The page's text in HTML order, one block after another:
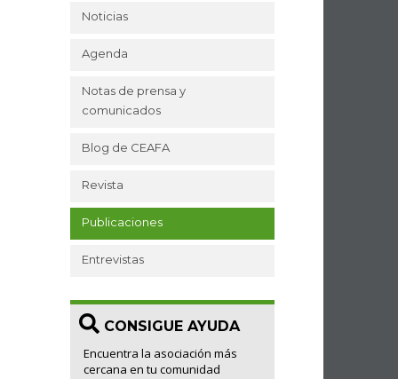
Noticias
Agenda
Notas de prensa y
comunicados
Blog de CEAFA
Revista
Publicaciones
Entrevistas
CONSIGUE AYUDA
Encuentra la asociación más
cercana en tu comunidad